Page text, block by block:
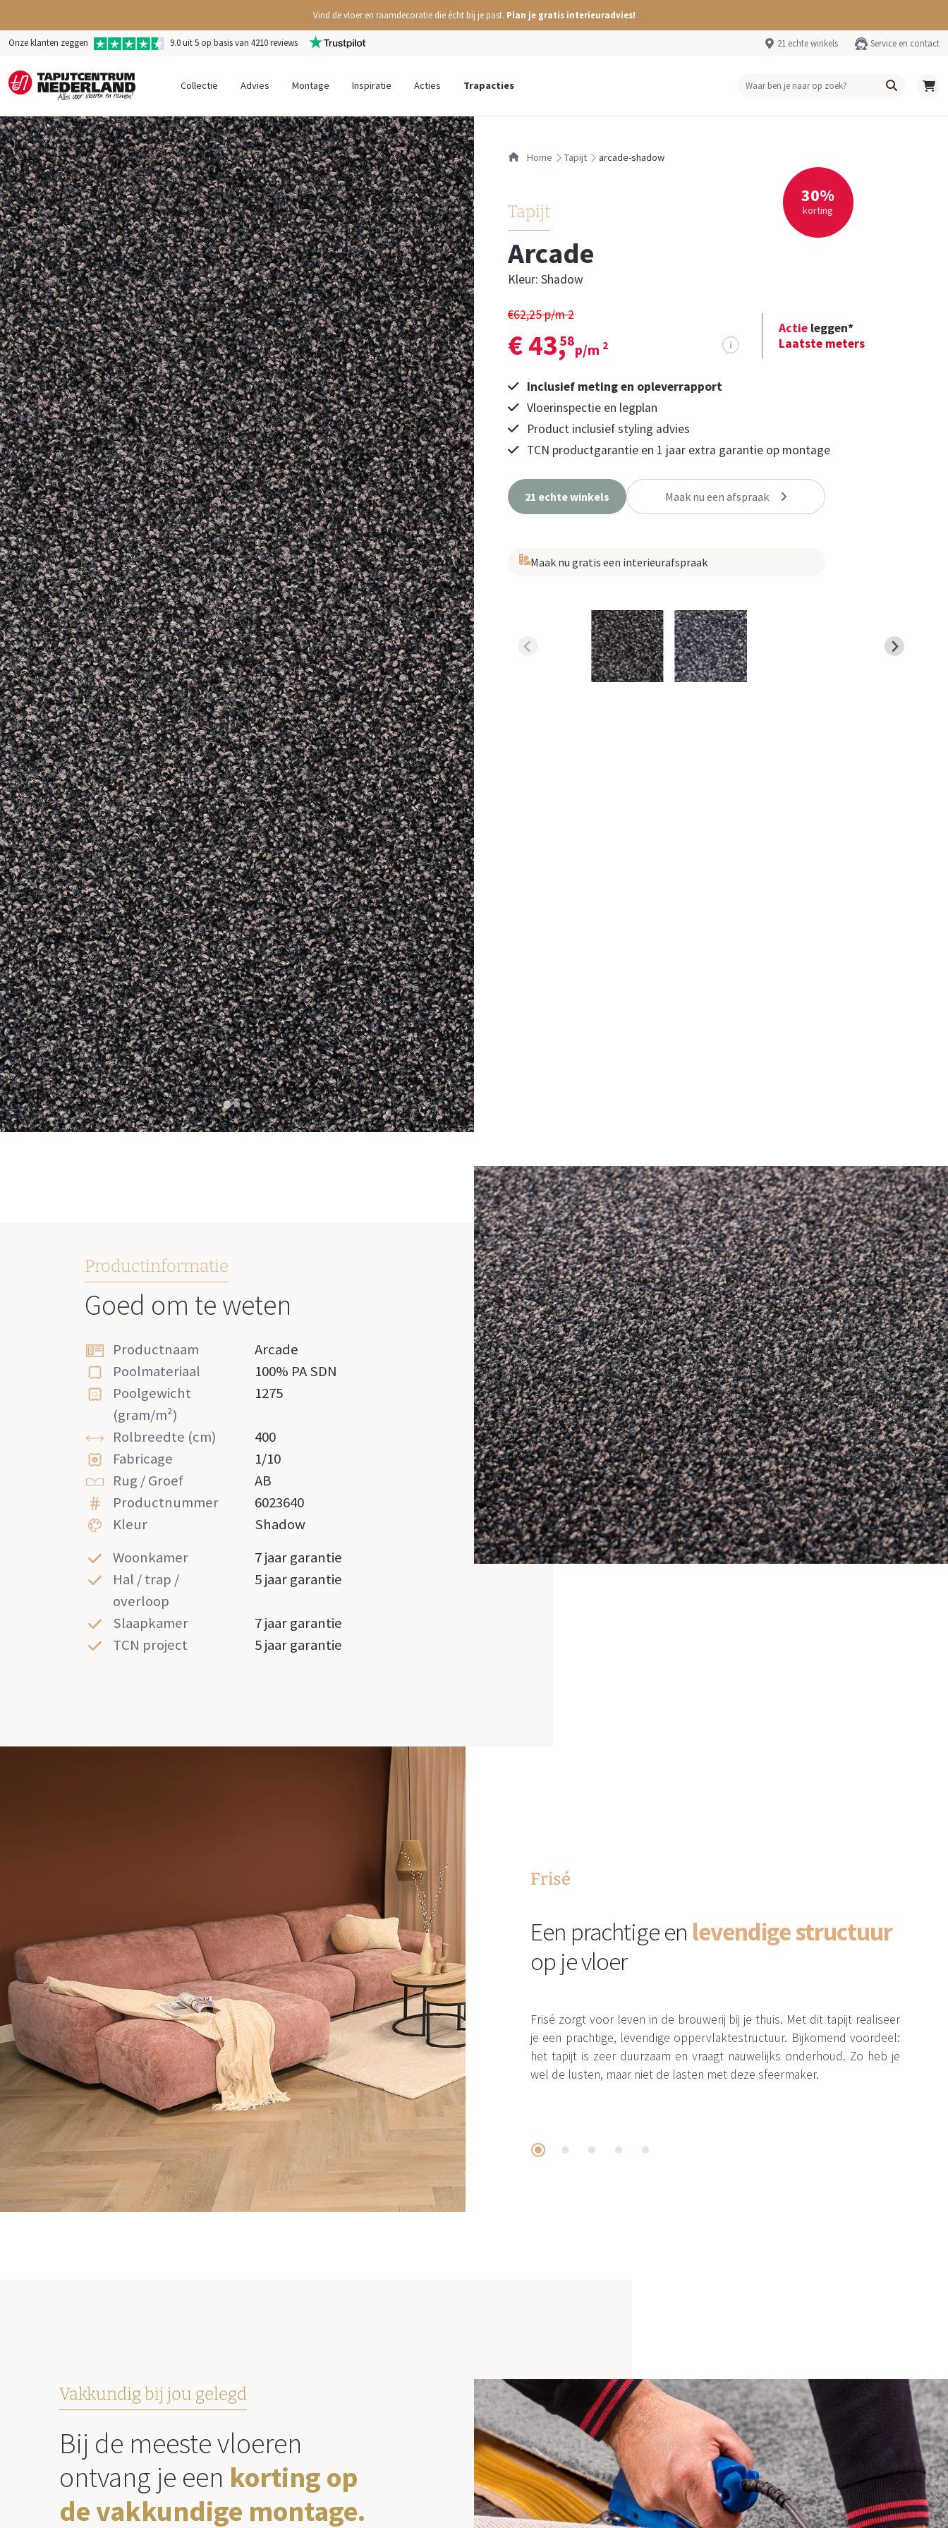
Vind de vloer en raamdecoratie die écht bij je past. Plan je gratis interieuradvies!
Onze klanten zeggen 9.0 uit 5 op basis van 4210 reviews 21 echte winkels Service en contact
Collectie Advies Montage Inspiratie Acties Trapacties
Home tapijt arcade-shadow
Tapijt
Arcade
Kleur: Shadow
€62,25 p/m2
€ 43,
58
p/m 2 i
Actie leggen*
Laatste meters
Inclusief meting en opleverrapport
Vloerinspectie en legplan
Product inclusief styling advies
TCN productgarantie en 1 jaar extra garantie op montage
21 echte winkels Maak nu een afspraak
Maak nu gratis een interieurafspraak
30%
korting
Productinformatie
Goed om te weten
Productnaam
Arcade
Poolmateriaal
100% PA SDN
Poolgewicht
(gram/m²)
1275
Rolbreedte (cm)
400
Fabricage
1/10
Rug / Groef
AB
Productnummer
6023640
Kleur
Shadow
Woonkamer
7 jaar garantie
Hal / trap /
overloop
5 jaar garantie
Slaapkamer
7 jaar garantie
TCN project
5 jaar garantie
Frisé
Een prachtige en levendige structuur
op je vloer
Frisé zorgt voor leven in de brouwerij bij je thuis. Met dit tapijt realiseer
je een prachtige, levendige oppervlaktestructuur. Bijkomend voordeel:
het tapijt is zeer duurzaam en vraagt nauwelijks onderhoud. Zo heb je
wel de lusten, maar niet de lasten met deze sfeermaker.
Vakkundig bij jou gelegd
Bij de meeste vloeren
ontvang je een korting op
de vakkundige montage.